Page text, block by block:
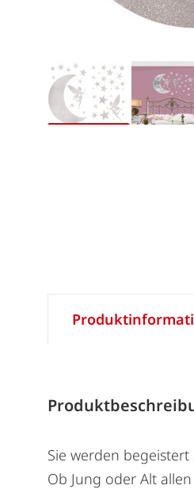
Sie werden
Ob Jung oder Alt